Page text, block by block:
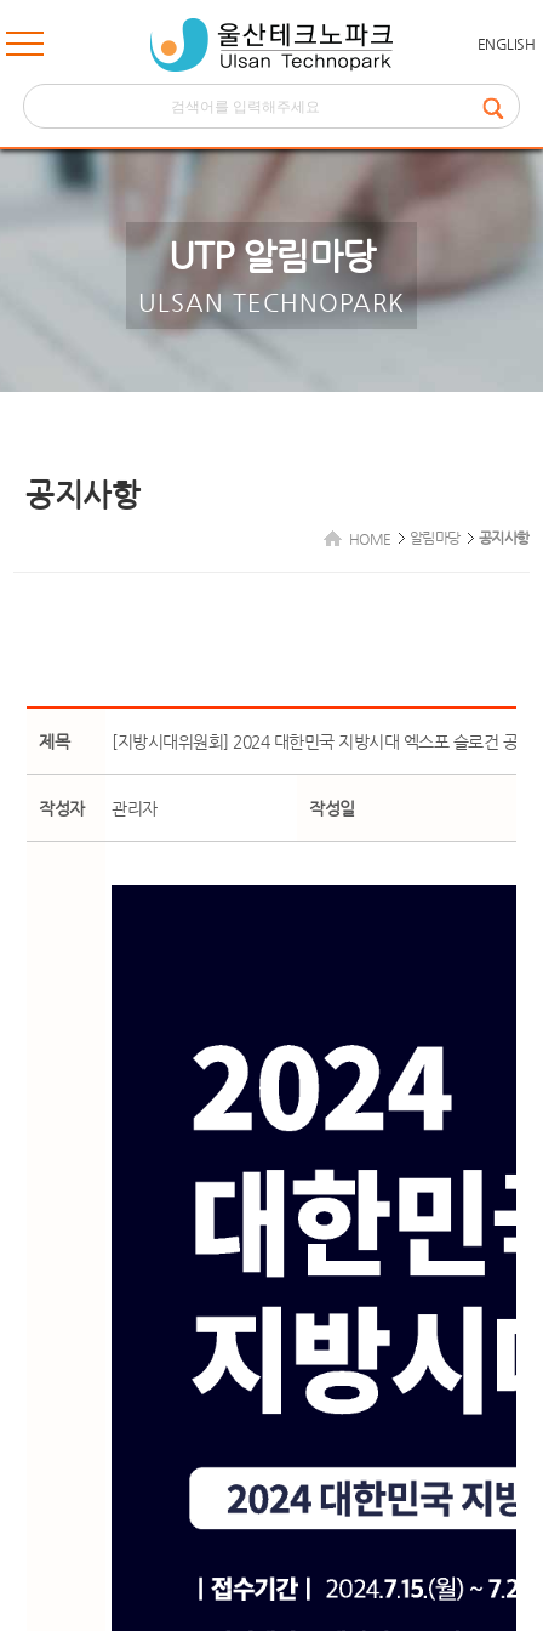
ENGLISH
UTP 알림마당
ULSAN TECHNOPARK
공지사항
HOME 알림마당 공지사항
제목 [지방시대위원회] 2024 대한민국 지방시대 엑스포 슬로건 공모
작성자 관리자 작성일